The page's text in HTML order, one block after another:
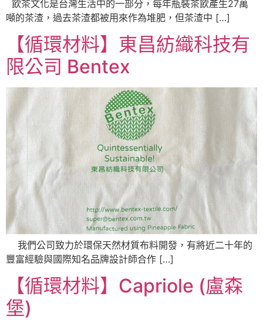
飲茶文化是台灣生活中的一部分，每年瓶裝茶飲產生27萬
噸的茶渣，過去茶渣都被用來作為堆肥，但茶渣中 […]
【循環材料】東昌紡織科技有
限公司 Bentex
我們公司致力於環保天然材質布料開發，有將近二十年的
豐富經驗與國際知名品牌設計師合作 […]
【循環材料】Capriole (盧森
堡)